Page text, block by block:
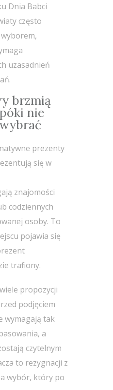
Dnia Babci
często
uzasadnień
brzmią
nie
prezenty
się w
znajomości
codziennych
osoby. To
pojawia się
trafiony.
wiele propozycji
podjęciem
wymagają tak
a
czytelnym
to rezygnacji z
wybór, który po